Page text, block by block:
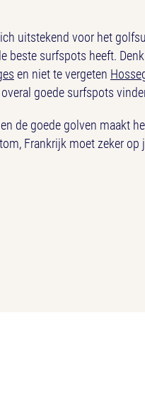
uitstekend voor het
beste surfspots heeft.
en niet te vergeten
goede surfspots
de goede golven maakt
Frankrijk moet zeker